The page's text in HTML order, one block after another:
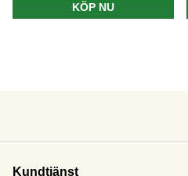
KÖP NU
Kundtjänst